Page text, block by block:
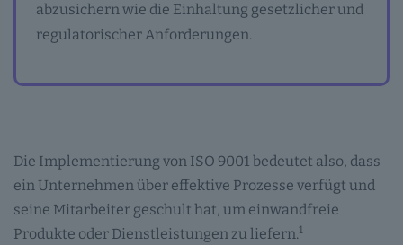
abzusichern wie die Einhaltung gesetzlicher und
regulatorischer Anforderungen.
Die Implementierung von ISO 9001 bedeutet also, dass
ein Unternehmen über effektive Prozesse verfügt und
seine Mitarbeiter geschult hat, um einwandfreie
Produkte oder Dienstleistungen zu liefern.1